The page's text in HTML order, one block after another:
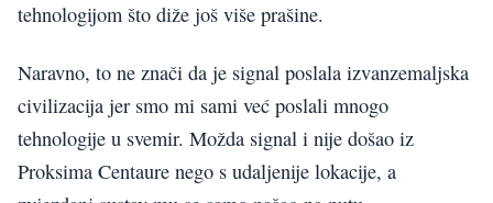
tehnologijom što diže još više prašine.
Naravno, to ne znači da je signal poslala izvanzemaljska
civilizacija jer smo mi sami već poslali mnogo
tehnologije u svemir. Možda signal i nije došao iz
Proksima Centaure nego s udaljenije lokacije, a